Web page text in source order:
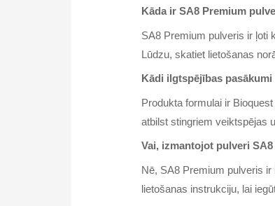
Kāda ir SA8 Premium
SA8 Premium pulveris ir ļoti
Lūdzu, skatiet lietošanas
Kādi ilgtspējības
Produkta formulai ir
atbilst stingriem veiktspējas
Vai, izmantojot pulveri
Nē, SA8 Premium pulveris
lietošanas instrukciju, lai